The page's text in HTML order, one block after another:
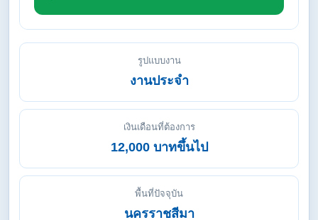
รูปแบบงาน
งานประจำ
เงินเดือนที่ต้องการ
12,000 บาทขึ้นไป
พื้นที่ปัจจุบัน
นครราชสีมา